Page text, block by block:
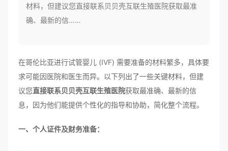
材料，但建议您直接联系贝贝壳互联生殖医院获取最准
确、最新的信……
在哥伦比亚进行试管婴儿 (IVF) 需要准备的材料繁多，具体要
求可能因医院和医生而异。以下列出了一些关键材料，但建
议您直接联系贝贝壳互联生殖医院获取最准确、最新的信
息，因为他们能提供个性化的指导和协助，简化整个流程。
一、个人证件及财务准备：